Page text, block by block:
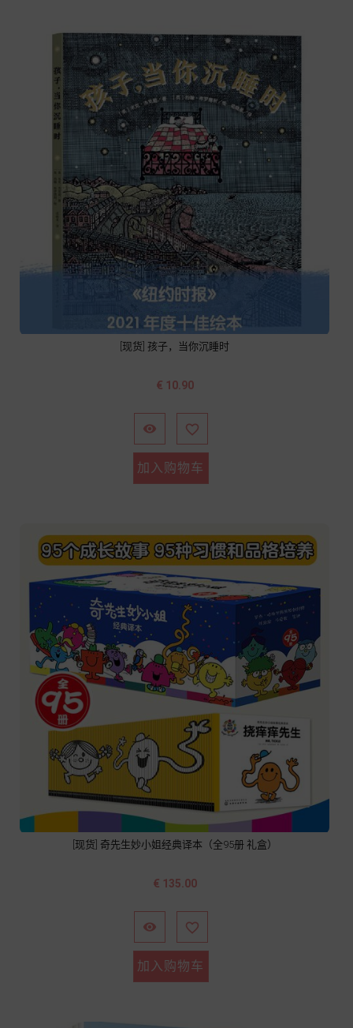
[现货] 孩子，当你沉睡时
价
€ 10.90
 
加入购物车
[现货] 奇先生妙小姐经典译本（全95册 礼盒）
价
€ 135.00
 
加入购物车